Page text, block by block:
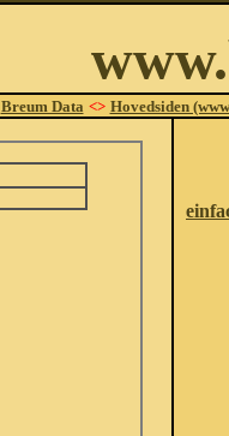
Breum Data <> Hovedsiden